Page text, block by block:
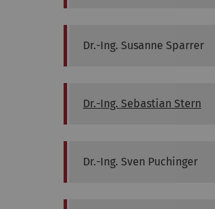
Dr.-Ing. Susanne Sparrer
Dr.-Ing. Sebastian Stern
Dr.-Ing. Sven Puchinger